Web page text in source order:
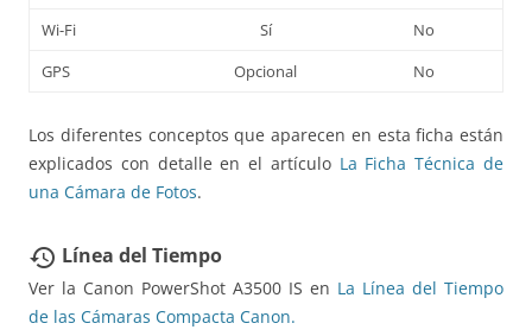
Wi-Fi
Sí
No
GPS
Opcional No
Los diferentes conceptos que aparecen en esta ficha están
explicados con detalle en el artículo La Ficha Técnica de
una Cámara de Fotos.
restore Línea del Tiempo
Ver la Canon PowerShot A3500 IS en La Línea del Tiempo
de las Cámaras Compacta Canon.